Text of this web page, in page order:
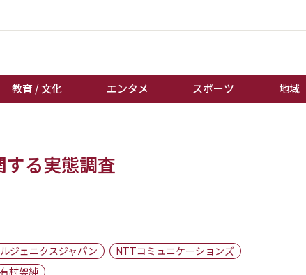
教育 / 文化 エンタメ スポーツ 地域
くらし
地域
キーパーソン
棋王戦
る実態調査
ジェニクスジャパン
NTTコミュニケーションズ
有村架純